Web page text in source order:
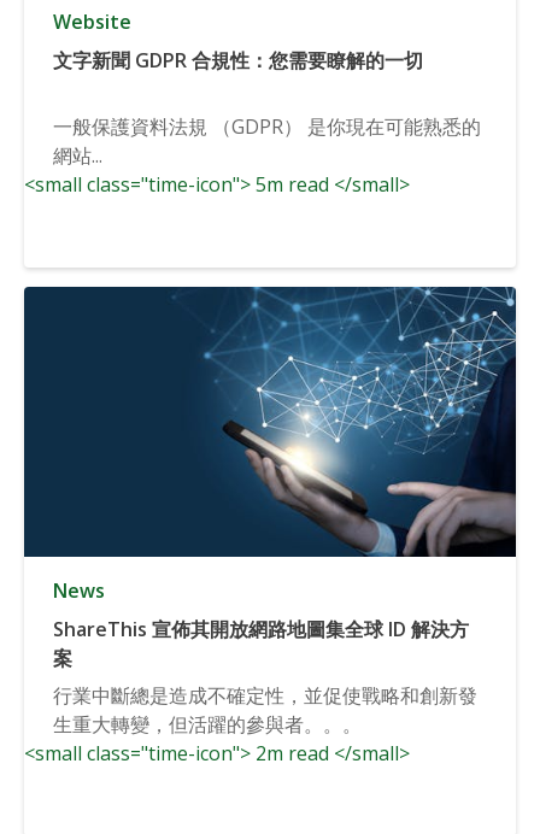
Website
文字新聞 GDPR 合規性：您需要瞭解的一切
一般保護資料法規 （GDPR） 是你現在可能熟悉的
網站...
<small class="time-icon"> 5m read </small>
News
ShareThis 宣佈其開放網路地圖集全球 ID 解決方
案
行業中斷總是造成不確定性，並促使戰略和創新發
生重大轉變，但活躍的參與者。。。
<small class="time-icon"> 2m read </small>